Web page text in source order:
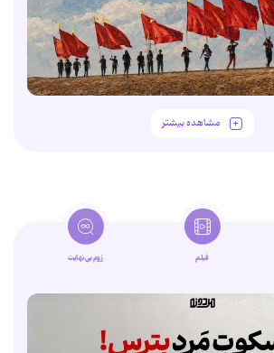
مشاهده بیشتر
فیلم زوم‌بی‌نهایت